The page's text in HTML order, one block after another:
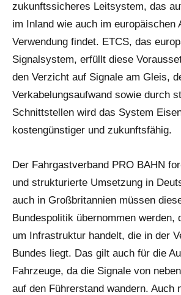
zukunftssicheres Leitsystem, das
im Inland wie auch im europäischen
Verwendung findet. ETCS, das
Signalsystem, erfüllt diese
den Verzicht auf Signale am Gleis,
Verkabelungsaufwand sowie durch
Schnittstellen wird das System
kostengünstiger und zukunftsfähig.
Der Fahrgastverband PRO BAHN
und strukturierte Umsetzung in
auch in Großbritannien müssen
Bundespolitik übernommen werden,
um Infrastruktur handelt, die in der
Bundes liegt. Das gilt auch für die
Fahrzeuge, da die Signale von
auf den Führerstand wandern. Auch